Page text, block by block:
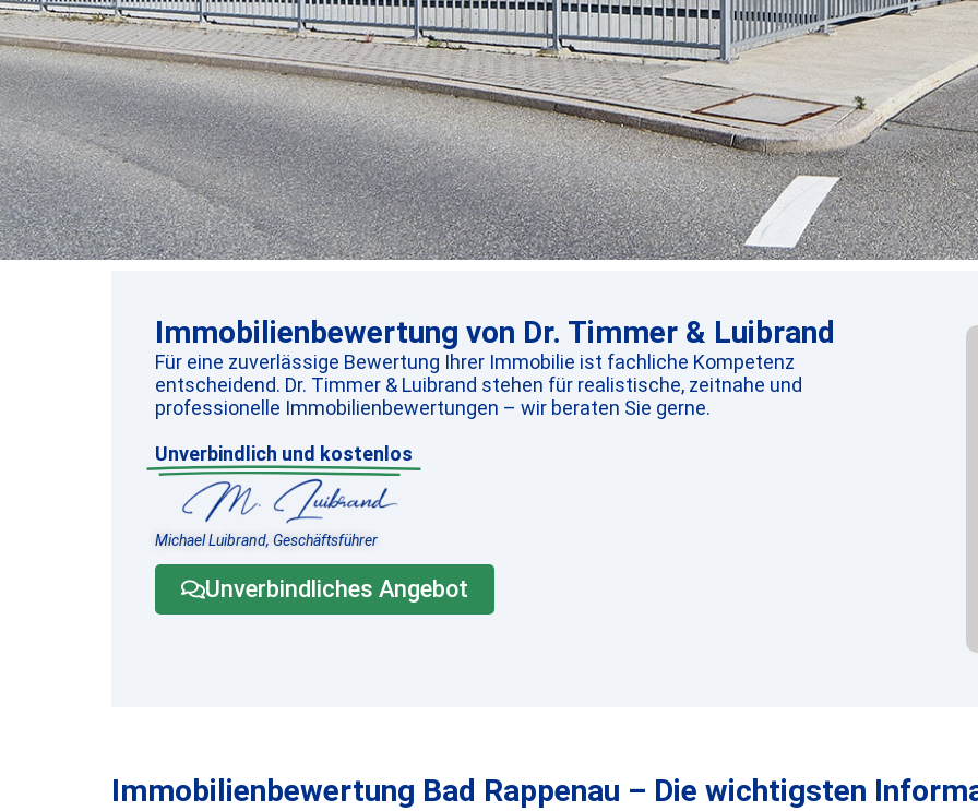
Immobilienbewertung von Dr. Timmer & Luibrand
Für eine zuverlässige Bewertung Ihrer Immobilie ist fachliche Kompetenz
entscheidend. Dr. Timmer & Luibrand stehen für realistische, zeitnahe und
professionelle Immobilienbewertungen – wir beraten Sie gerne.
Unverbindlich und kostenlos
Michael Luibrand, Geschäftsführer
Unverbindliches Angebot
Immobilienbewertung Bad Rappenau – Die wichtigsten